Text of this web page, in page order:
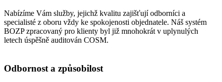
Nabízíme Vám služby, jejichž kvalitu zajišťují odborníci a
specialisté z oboru vždy ke spokojenosti objednatele. Náš systém
BOZP zpracovaný pro klienty byl již mnohokrát v uplynulých
letech úspěšně auditován COSM.
Odbornost a způsobilost